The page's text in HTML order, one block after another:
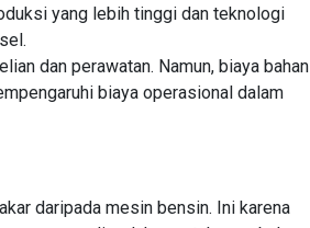
yang lebih tinggi dan teknologi
dan perawatan. Namun, biaya bahan
biaya operasional dalam
daripada mesin bensin. Ini karena